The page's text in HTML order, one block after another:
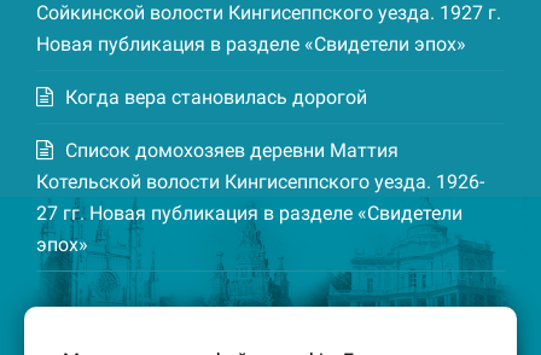
Сойкинской волости Кингисеппского уезда. 1927 г.
Новая публикация в разделе «Свидетели эпох»
Когда вера становилась дорогой
Список домохозяев деревни Маттия
Котельской волости Кингисеппского уезда. 1926-
27 гг. Новая публикация в разделе «Свидетели
эпох»